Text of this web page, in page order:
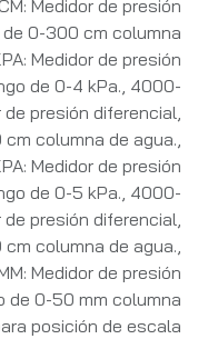
Medidor de presión
0-300 cm columna
Medidor de presión
de 0-4 kPa. 4000-
de presión diferencial,
columna de agua.
Medidor de presión
de 0-5 kPa. 4000-
presión diferencial,
columna de agua.
Medidor de presión
de 0-50 mm columna
posición de escala